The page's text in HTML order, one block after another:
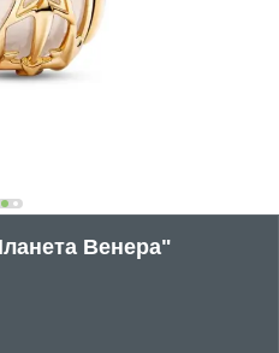
Венера"